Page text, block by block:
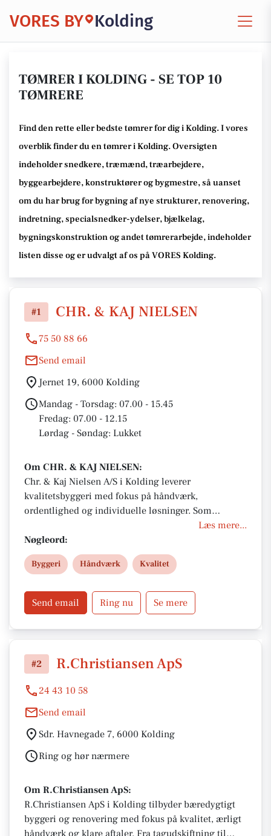
VORES BY Kolding
TØMRER I KOLDING - SE TOP 10
TØMRERE
Find den rette eller bedste tømrerfor dig i Kolding. I vores
overblik finder du en tømrer i Kolding.Oversigten
indeholder snedkere, træmænd, træarbejdere,
byggearbejdere, konstruktører og bygmestre,så uanset
om du har brug for bygning af nye strukturer, renovering,
indretning, specialsnedker-ydelser, bjælkelag,
bygningskonstruktion og andet tømrerarbejde, indeholder
listen disse og er udvalgt af os på VORES Kolding.
#1 CHR. & KAJ NIELSEN
75 50 88 66
Send email
Jernet 19, 6000 Kolding
Mandag - Torsdag: 07.00 - 15.45
Fredag: 07.00 - 12.15
Lørdag - Søndag: Lukket
Om CHR. & KAJ NIELSEN:
Chr. & Kaj Nielsen A/S i Kolding leverer
kvalitetsbyggeri med fokus på håndværk,
ordentlighed og individuelle løsninger. Som
professionelle håndværkere med høj faglig stolthed
sikrer de skræddersyede resultater til både private
og erhverv. Hos Chr. & Kaj er en aftale altid en aftale
– byggeri med tillid og kvalitet.
Læs mere...
Nøgleord:
Byggeri Håndværk Kvalitet
Send email Ring nu Se mere
#2 R.Christiansen ApS
24 43 10 58
Send email
Sdr. Havnegade 7, 6000 Kolding
Ring og hør nærmere
Om R.Christiansen ApS:
R.Christiansen ApS i Kolding tilbyder bæredygtigt
byggeri og renovering med fokus på kvalitet, ærligt
håndværk og klare aftaler. Fra tagudskiftning til